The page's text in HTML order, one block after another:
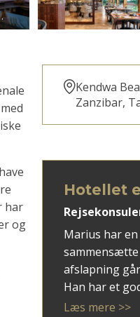
har
og
Kendwa
Zanzibar,
Hotellet
Marius har
afslapning
Han har et
hoteller, ruter
Læs mere >>